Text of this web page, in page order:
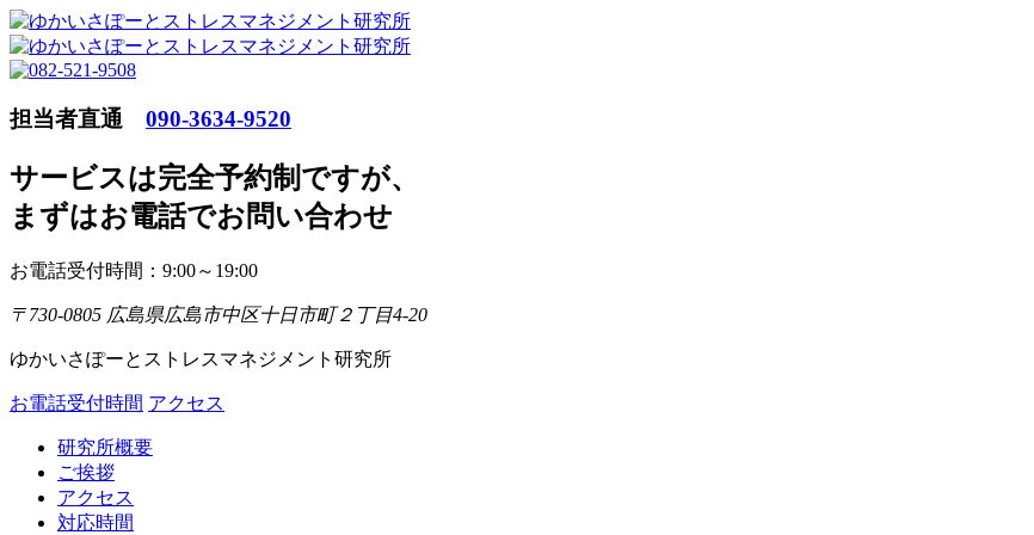
担当者直通 090-3634-9520
サービスは完全予約制ですが、
まずはお電話でお問い合わせ
お電話受付時間：9:00～19:00
〒730-0805 広島県広島市中区十日市町２丁目4-20
ゆかいさぽーとストレスマネジメント研究所
お電話受付時間 アクセス
研究所概要
ご挨拶
アクセス
対応時間